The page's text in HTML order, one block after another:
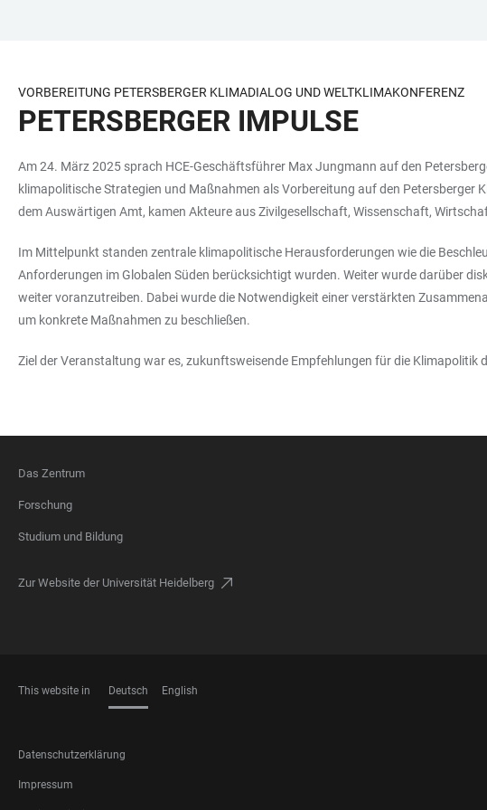
BARRIEREFREIHEIT
VORBEREITUNG PETERSBERGER KLIMADIALOG UND WELTKLIMAKONFERENZ
PETERSBERGER IMPULSE
Am 24. März 2025 sprach HCE-Geschäftsführer Max Jungmann auf den
klimapolitische Strategien und Maßnahmen als Vorbereitung auf den Petersberger
dem Auswärtigen Amt, kamen Akteure aus Zivilgesellschaft, Wissenschaft,
Im Mittelpunkt standen zentrale klimapolitische Herausforderungen wie die
Anforderungen im Globalen Süden berücksichtigt wurden. Weiter wurde darüber
weiter voranzutreiben. Dabei wurde die Notwendigkeit einer verstärkten
um konkrete Maßnahmen zu beschließen.
Ziel der Veranstaltung war es, zukunftsweisende Empfehlungen für die
FOOTER
Das Zentrum
Forschung
Studium und Bildung
Zur Website der Universität Heidelberg
This website in Deutsch English
FOOTER
LEGAL
Datenschutzerklärung
Impressum